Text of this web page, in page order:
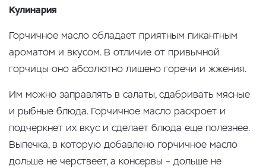
Кулинария
Горчичное масло обладает приятным пикантным
ароматом и вкусом. В отличие от привычной
горчицы оно абсолютно лишено горечи и жжения.
Им можно заправлять в салаты, сдабривать мясные
и рыбные блюда. Горчичное масло раскроет и
подчеркнет их вкус и сделает блюда еще полезнее.
Выпечка, в которую добавлено горчичное масло
дольше не черствеет, а консервы – дольше не